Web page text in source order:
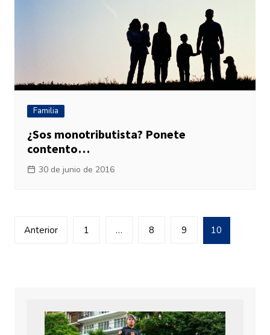
Familia
¿Sos monotributista? Ponete
contento…
30 de junio de 2016
Navegación
Anterior 1 … 8 9 10